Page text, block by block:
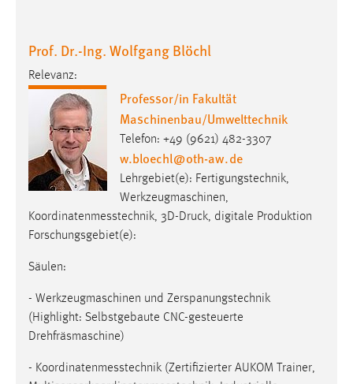
Prof. Dr.-Ing. Wolfgang Blöchl
Relevanz:
Professor/in Fakultät
Maschinenbau/Umwelttechnik
Telefon: +49 (9621) 482-3307
w.bloechl@oth-aw.de
Lehrgebiet(e): Fertigungstechnik,
Werkzeugmaschinen,
Koordinatenmesstechnik, 3D-Druck, digitale Produktion
Forschungsgebiet(e):
Säulen:
- Werkzeugmaschinen und Zerspanungstechnik
(Highlight: Selbstgebaute CNC-gesteuerte
Drehfräsmaschine)
- Koordinatenmesstechnik (Zertifizierter AUKOM Trainer,
Cookie Laufzeit:
3 Monate
Facebook Pixel
Name:
_fbp
Anbieter:
Zweck:
3 Monate
EXTERNE MEDIEN